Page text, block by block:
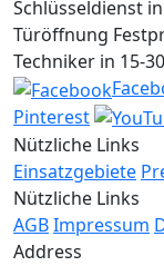
Schlüsseldienst
Türöffnung
Techniker in 15-
Pinterest
Nützliche Links
Einsatzgebiete
Nützliche Links
AGBImpressum
Address